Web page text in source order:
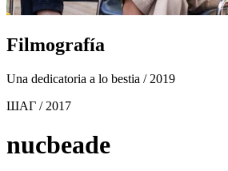
Filmografía
Una dedicatoria a lo bestia / 2019
ШАГ / 2017
nucbeade